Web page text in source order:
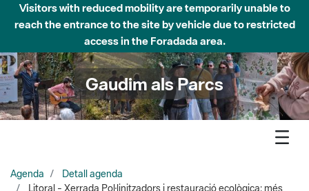
obres de construcció d'una passera sobre el riu
Gaudim als Parcs
enllà de les abelles